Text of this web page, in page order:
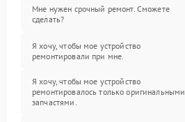
Мне нужен срочный ремонт. Сможете
сделать?
Я хочу, чтобы мое устройство
ремонтировали при мне.
Я хочу, чтобы мое устройство
ремонтировалось только оригинальными
запчастями.